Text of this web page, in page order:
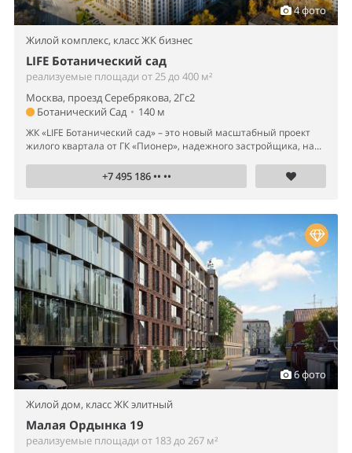
4 фото
Жилой комплекс, класс ЖК бизнес
LIFE Ботанический сад
реализуемые площади от 25 до 400 м²
Москва, проезд Серебрякова, 2Гс2
Ботанический Сад • 140 м
ЖК «LIFE Ботанический сад» – это новый масштабный проект
жилого квартала от ГК «Пионер», надежного застройщика, на...
+7 495 186 •• ••
6 фото
Жилой дом, класс ЖК элитный
Малая Ордынка 19
реализуемые площади от 183 до 267 м²